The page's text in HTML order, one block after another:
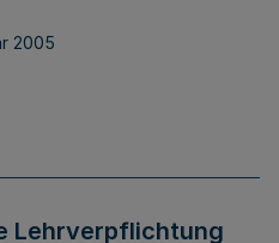
2005
Lehrverpflichtung